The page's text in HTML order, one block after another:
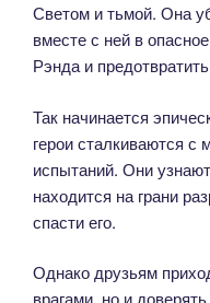
Светом и тьмой. Она
вместе с ней в
Рэнда и
Так начинается
герои сталкиваются с
испытаний. Они
находится на грани
спасти его.
Однако друзьям
врагами, но и